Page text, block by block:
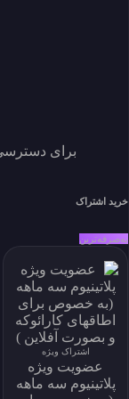
یا فایل را بصورت
حساب کاربری من
Subscriptions
history
my download
پروفایل و دانلود
پروفایل و دانلود
برای دسترسی
خرید اشتراک
به‌صرفه‌ترین
اشتراک ویژه
عضویت ویژه
پلاتینیوم سه ماهه